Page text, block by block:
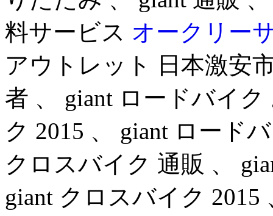
料サービス オークリー
アウトレット 日本激安
者 、 giant ロードバイ
ク 2015 、 giant ロード
クロスバイク 通販 、
giant クロスバイク 2015